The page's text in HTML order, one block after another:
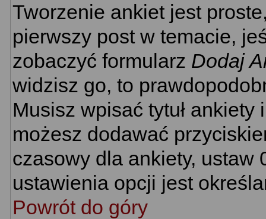
Tworzenie ankiet jest
pierwszy post w temacie,
zobaczyć formularz Dodaj
widzisz go, to
Musisz wpisać tytuł
możesz dodawać
czasowy dla ankiety, ustaw
ustawienia opcji jest
Powrót do góry